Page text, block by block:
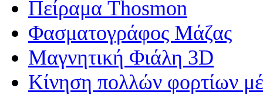
Πείραμα Thosmon
Φασματογράφος Μάζας
Μαγνητική Φιάλη 3D
Κίνηση πολλών φορτίων